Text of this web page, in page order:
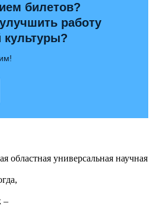
билетов?
работу
культуры?
областная универсальная научная
–